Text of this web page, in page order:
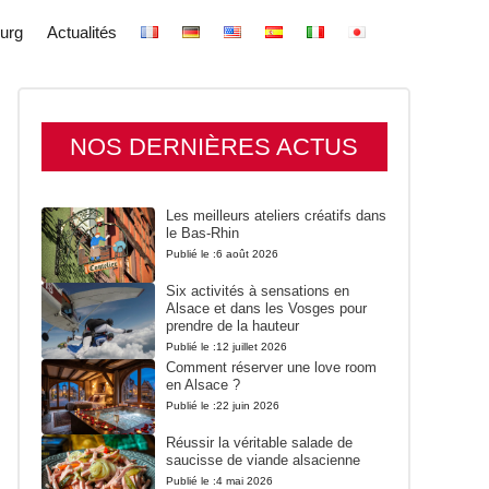
Actualités
NOS DERNIÈRES ACTUS
Les meilleurs ateliers créatifs dans
le Bas-Rhin
Publié le :6 août 2026
Six activités à sensations en
Alsace et dans les Vosges pour
prendre de la hauteur
Publié le :12 juillet 2026
Comment réserver une love room
en Alsace ?
Publié le :22 juin 2026
Réussir la véritable salade de
saucisse de viande alsacienne
Publié le :4 mai 2026